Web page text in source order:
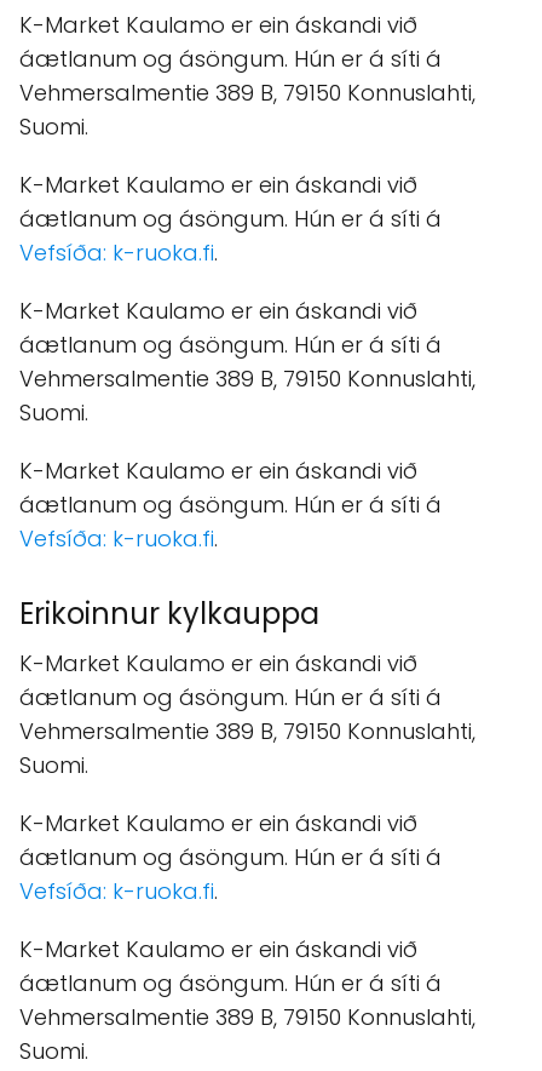
K-Market Kaulamo er ein áskandi við
áætlanum og ásöngum. Hún er á síti á
Vehmersalmentie 389 B, 79150 Konnuslahti,
Suomi.
K-Market Kaulamo er ein áskandi við
áætlanum og ásöngum. Hún er á síti á
Vefsíða: k-ruoka.fi.
K-Market Kaulamo er ein áskandi við
áætlanum og ásöngum. Hún er á síti á
Vehmersalmentie 389 B, 79150 Konnuslahti,
Suomi.
K-Market Kaulamo er ein áskandi við
áætlanum og ásöngum. Hún er á síti á
Vefsíða: k-ruoka.fi.
Erikoinnur kylkauppa
K-Market Kaulamo er ein áskandi við
áætlanum og ásöngum. Hún er á síti á
Vehmersalmentie 389 B, 79150 Konnuslahti,
Suomi.
K-Market Kaulamo er ein áskandi við
áætlanum og ásöngum. Hún er á síti á
Vefsíða: k-ruoka.fi.
K-Market Kaulamo er ein áskandi við
áætlanum og ásöngum. Hún er á síti á
Vehmersalmentie 389 B, 79150 Konnuslahti,
Suomi.